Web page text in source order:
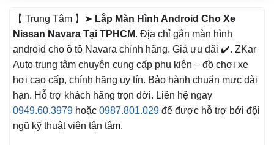
【 Trung Tâm 】➤ Lắp Màn Hình Android Cho Xe
Nissan Navara Tại TPHCM. Địa chỉ gắn màn hình
android cho ô tô Navara chính hãng. Giá ưu đãi ✔️. ZKar
Auto trung tâm chuyên cung cấp phụ kiện – đồ chơi xe
hơi cao cấp, chính hãng uy tín. Bảo hành chuẩn mực dài
hạn. Hỗ trợ khách hãng trọn đời. Liên hệ ngay
0949.60.3979 hoặc 0987.801.029 để được hỗ trợ bởi đội
ngũ kỹ thuật viên tận tâm.